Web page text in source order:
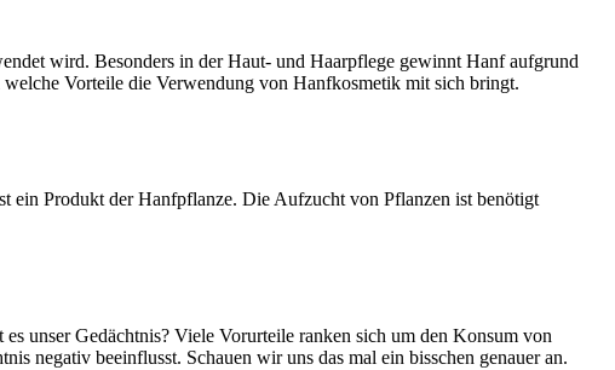
wird. Besonders in der Haut- und Haarpflege gewinnt Hanf aufgrund
Vorteile die Verwendung von Hanfkosmetik mit sich bringt.
ein Produkt der Hanfpflanze. Die Aufzucht von Pflanzen ist benötigt
unser Gedächtnis? Viele Vorurteile ranken sich um den Konsum von
negativ beeinflusst. Schauen wir uns das mal ein bisschen genauer an.